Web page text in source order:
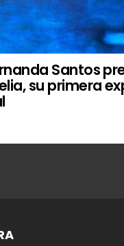
Santos
su primera